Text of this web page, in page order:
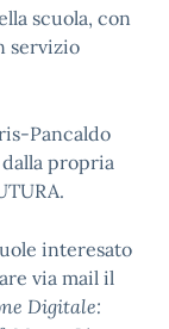
scuola, con
servizio
Pancaldo
propria
interesato
via mail il
Digitale: